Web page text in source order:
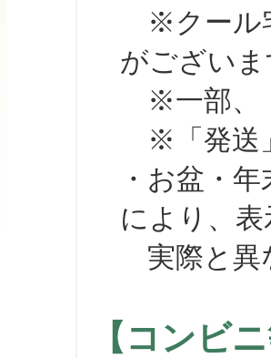
※クール宅
がございま
※一部、「
※「発送」
・お盆・年
により、
実際と異
【コンビ